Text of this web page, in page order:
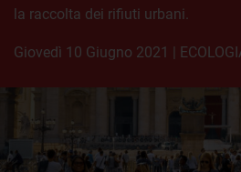
la raccolta dei rifiuti urbani.
giovedì 10 Giugno 2021 |